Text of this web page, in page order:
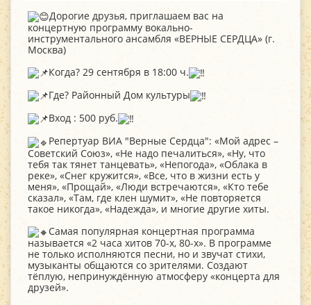
Дорогие друзья, приглашаем вас на
концертную программу вокально-
инструментального ансамбля «ВЕРНЫЕ СЕРДЦА» (г.
Москва)
Когда? 29 сентября в 18:00 ч.
Где? Районный Дом культуры
Вход : 500 руб.
Репертуар ВИА "Верные Сердца": «Мой адрес –
Советский Союз», «Не надо печалиться», «Ну, что
тебя так тянет танцевать», «Непогода», «Облака в
реке», «Снег кружится», «Все, что в жизни есть у
меня», «Прощай», «Люди встречаются», «Кто тебе
сказал», «Там, где клен шумит», «Не повторяется
такое никогда», «Надежда», и многие другие хиты.
Самая популярная концертная программа
называется «2 часа хитов 70-х, 80-х». В программе
не только исполняются песни, но и звучат стихи,
музыканты общаются со зрителями. Создают
тёплую, непринуждённую атмосферу «концерта для
друзей».